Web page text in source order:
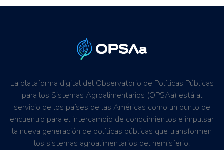
La plataforma digital del Observatorio de Políticas Públicas
para los Sistemas Agroalimentarios (OPSAa) está al
servicio de los países de las Américas como un punto de
encuentro para el intercambio de conocimientos e impulsar
la nueva generación de políticas públicas que transformen
los sistemas agroalimentarios del hemisferio.